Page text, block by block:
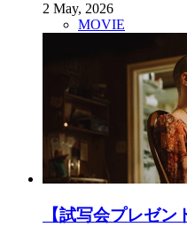
2 May, 2026
MOVIE
【試写会プレゼ